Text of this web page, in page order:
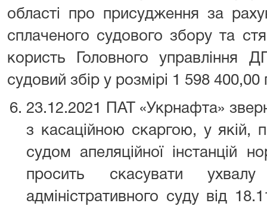
області про присудження за
сплаченого судового збору та
користь Головного управління
судовий збір у розмірі 1 598 400,00
23.12.2021 ПАТ «Укрнафта»
з касаційною скаргою, у якій,
судом апеляційної інстанцій
просить скасувати
адміністративного суду від